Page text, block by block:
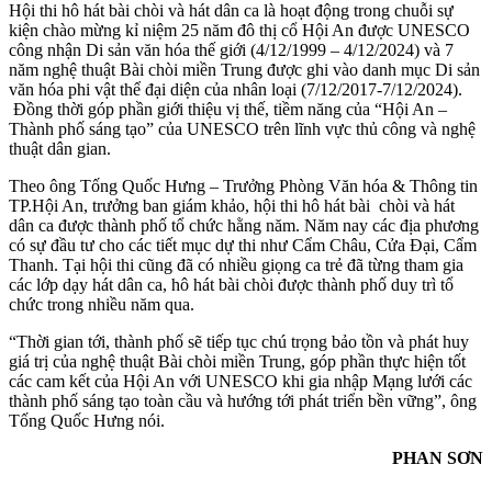
Hội thi hô hát bài chòi và hát dân ca là hoạt động trong chuỗi sự
kiện chào mừng kỉ niệm 25 năm đô thị cổ Hội An được UNESCO
công nhận Di sản văn hóa thế giới (4/12/1999 – 4/12/2024) và 7
năm nghệ thuật Bài chòi miền Trung được ghi vào danh mục Di sản
văn hóa phi vật thể đại diện của nhân loại (7/12/2017-7/12/2024).
Đồng thời góp phần giới thiệu vị thế, tiềm năng của “Hội An –
Thành phố sáng tạo” của UNESCO trên lĩnh vực thủ công và nghệ
thuật dân gian.
Theo ông Tống Quốc Hưng – Trưởng Phòng Văn hóa & Thông tin
TP.Hội An, trưởng ban giám khảo, hội thi hô hát bài chòi và hát
dân ca được thành phố tổ chức hằng năm. Năm nay các địa phương
có sự đầu tư cho các tiết mục dự thi như Cẩm Châu, Cửa Đại, Cẩm
Thanh. Tại hội thi cũng đã có nhiều giọng ca trẻ đã từng tham gia
các lớp dạy hát dân ca, hô hát bài chòi được thành phố duy trì tổ
chức trong nhiều năm qua.
“Thời gian tới, thành phố sẽ tiếp tục chú trọng bảo tồn và phát huy
giá trị của nghệ thuật Bài chòi miền Trung, góp phần thực hiện tốt
các cam kết của Hội An với UNESCO khi gia nhập Mạng lưới các
thành phố sáng tạo toàn cầu và hướng tới phát triển bền vững”, ông
Tống Quốc Hưng nói.
PHAN SƠN